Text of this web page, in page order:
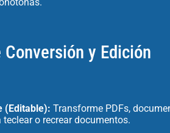
y Edición
(Editable): Transforme PDFs,
o recrear documentos.